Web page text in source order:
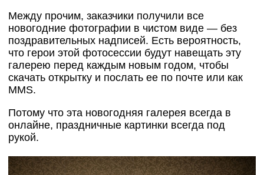
Между прочим, заказчики получили все
новогодние фотографии в чистом виде — без
поздравительных надписей. Есть вероятность,
что герои этой фотосессии будут навещать эту
галерею перед каждым новым годом, чтобы
скачать открытку и послать ее по почте или как
MMS.
Потому что эта новогодняя галерея всегда в
онлайне, праздничные картинки всегда под
рукой.